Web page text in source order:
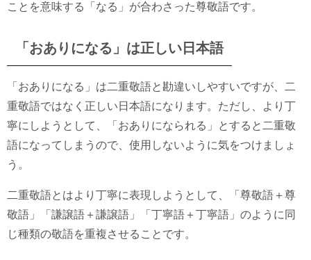
ことを意味する「なる」が合わさった尊敬語です。
「おありになる」は正しい日本語
「おありになる」は二重敬語と勘違いしやすいですが、二
重敬語ではなく正しい日本語になります。ただし、より丁
寧にしようとして、「おありになられる」とすると二重敬
語になってしまうので、使用しないように気をつけましょ
う。
二重敬語とはより丁寧に表現しようとして、「尊敬語＋尊
敬語」「謙譲語＋謙譲語」「丁寧語＋丁寧語」のように同
じ種類の敬語を重複させることです。